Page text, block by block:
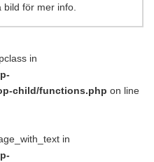
för mer info.
in
child/functions.php on line
in